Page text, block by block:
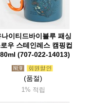
ThousWinds
페츨(Petzl)
폴라박스
나이티드바이블루 패싱
우 스테인레스 캠핑컵
(707-022-14013)
(품절)
1% 적립